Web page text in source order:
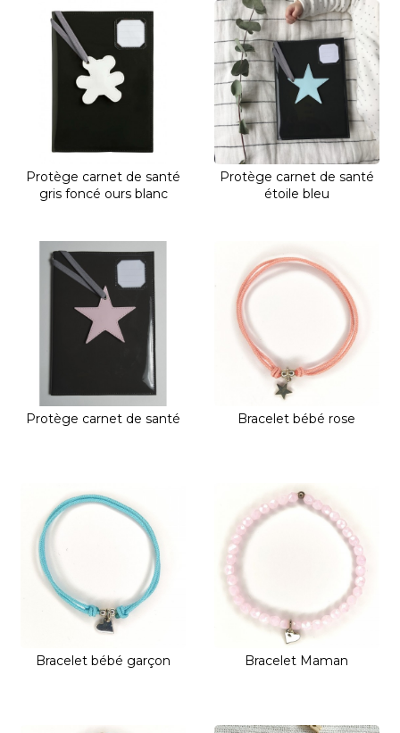
Protège carnet de santé
gris foncé ours blanc
Protège carnet de santé
étoile bleu
Protège carnet de santé Bracelet bébé rose
Bracelet bébé garçon Bracelet Maman